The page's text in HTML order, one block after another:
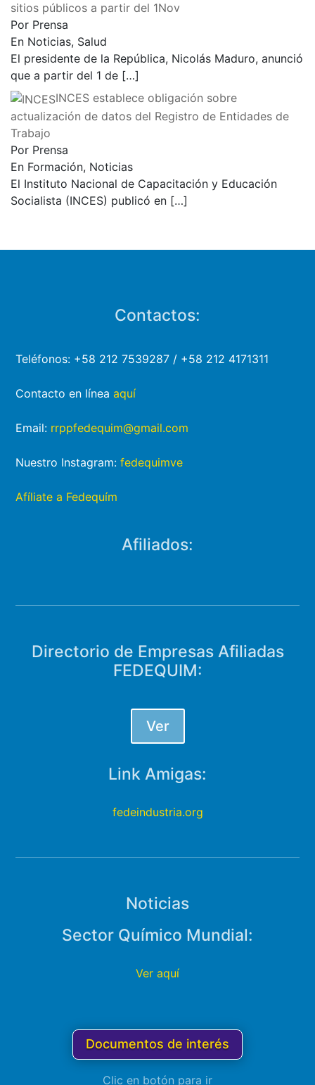
sitios públicos a partir del 1Nov
Por Prensa
En Noticias, Salud
El presidente de la República, Nicolás Maduro, anunció
que a partir del 1 de […]
INCES establece obligación sobre
actualización de datos del Registro de Entidades de
Trabajo
Por Prensa
En Formación, Noticias
El Instituto Nacional de Capacitación y Educación
Socialista (INCES) publicó en […]
Contactos:
Teléfonos: +58 212 7539287 / +58 212 4171311
Contacto en líneaaquí
Email: rrppfedequim@gmail.com
Nuestro Instagram:fedequimve
Afíliate a Fedequím
Afiliados:
Directorio de Empresas Afiliadas
FEDEQUIM:
Ver
Link Amigas:
fedeindustria.org
Noticias
Sector Químico Mundial:
Ver aquí
Documentos de interés
Clic en botón para ir